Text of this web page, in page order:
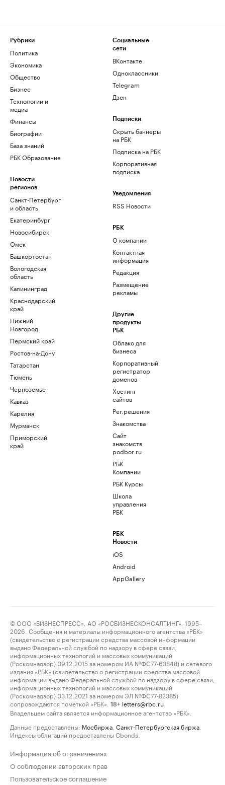
Рубрики
Политика
Экономика
Общество
Бизнес
Технологии и
медиа
Финансы
Биографии
База знаний
РБК Образование
Новости
регионов
Санкт-Петербург
и область
Екатеринбург
Новосибирск
Омск
Башкортостан
Вологодская
область
Калининград
Краснодарский
край
Нижний
Новгород
Пермский край
Ростов-на-Дону
Татарстан
Тюмень
Черноземье
Кавказ
Карелия
Мурманск
Приморский
край
Социальные
сети
ВКонтакте
Одноклассники
Telegram
Дзен
Подписки
Скрыть баннеры
на РБК
Подписка на РБК
Корпоративная
подписка
Уведомления
RSS Новости
РБК
О компании
Контактная
информация
Редакция
Размещение
рекламы
Другие
продукты
РБК
Облако для
бизнеса
Корпоративный
регистратор
доменов
Хостинг
сайтов
Рег.решения
Знакомства
Сайт
знакомств
podbor.ru
РБК
Компании
РБК Курсы
Школа
управления
РБК
РБК
Новости
iOS
Android
AppGallery
© ООО «БИЗНЕСПРЕСС», АО «РОСБИЗНЕСКОНСАЛТИНГ», 1995–
2026. Сообщения и материалы информационного агентства «РБК»
(свидетельство о регистрации средства массовой информации
выдано Федеральной службой по надзору в сфере связи,
информационных технологий и массовых коммуникаций
(Роскомнадзор) 09.12.2015 за номером ИА №ФС77-63848) и сетевого
издания «РБК» (свидетельство о регистрации средства массовой
информации выдано Федеральной службой по надзору в сфере связи,
информационных технологий и массовых коммуникаций
(Роскомнадзор) 03.12.2021 за номером ЭЛ №ФС77-82385)
сопровождаются пометкой «РБК».
18+ letters@rbc.ru
Владельцем сайта является информационное агентство «РБК».
Данные предоставлены: Мосбиржа Санкт-Петербургская биржа
Индексы облигаций предоставлены Cbonds.
Информация об ограничениях
О соблюдении авторских прав
Пользовательское соглашение